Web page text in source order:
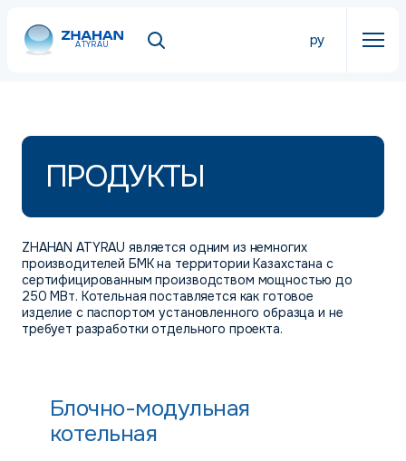
ATYRAU ру
ПРОДУКТЫ
ZHAHAN ATYRAU является одним из немногих
производителей БМК на территории Казахстана с
сертифицированным производством мощностью до
250 МВт. Котельная поставляется как готовое
изделие с паспортом установленного образца и не
требует разработки отдельного проекта.
Блочно-модульная
котельная